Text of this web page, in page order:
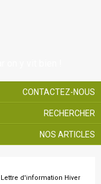
CONTACTEZ-NOUS
RECHERCHER
NOS ARTICLES
Lettre d'information Hiver